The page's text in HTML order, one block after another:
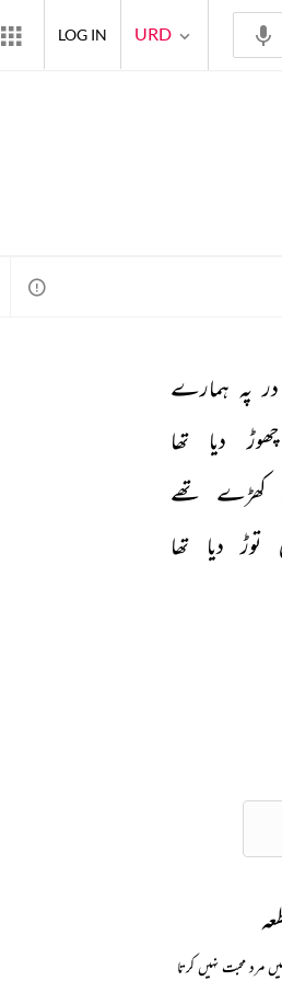
در پہ ہمارے
چھوڑ دیا
تھا
کھڑے تھے
توڑ دیا تھا
مرد محبت نہیں کرتا
URD
LOG IN